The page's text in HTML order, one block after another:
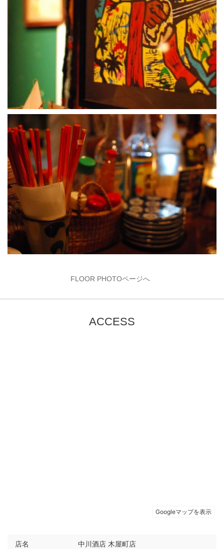
FLOOR PHOTOページへ
ACCESS
店名 中川酒店 木屋町店